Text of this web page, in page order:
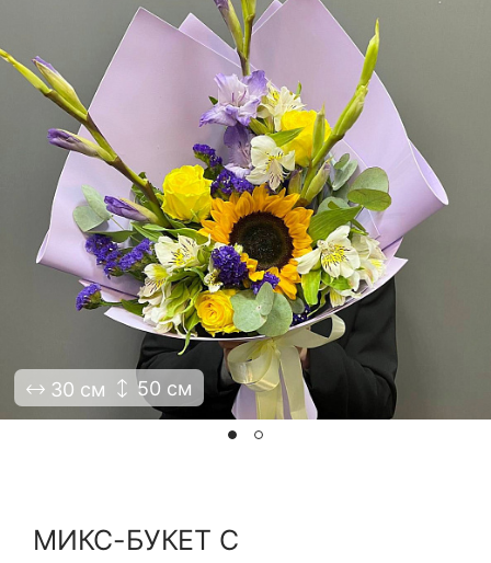
30 см 50 см
МИКС-БУКЕТ С
БЫСТРАЯ ПОКУПКА
Я принимаю Политику конфиденциальности и
Правила использования сайта ФЛАВЭЛЬ. Мы не
продаем ваши данные и храним их в безопасности